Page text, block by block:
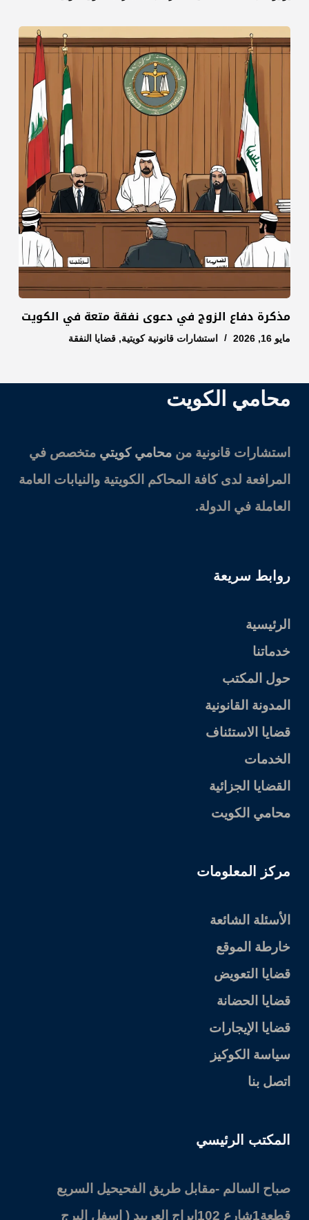
مذكرة دفاع الزوج في دعوى نفقة متعة في الكويت
مايو 16, 2026 استشارات قانونية كويتية, قضايا النفقة
محامي الكويت
استشارات قانونية من محامي كويتي متخصص في
المرافعة لدى كافة المحاكم الكويتية والنيابات العامة
العاملة في الدولة.
روابط سريعة
الرئيسية
خدماتنا
حول المكتب
المدونة القانونية
قضايا الاستئناف
الخدمات
القضايا الجزائية
محامي الكويت
مركز المعلومات
الأسئلة الشائعة
خارطة الموقع
قضايا التعويض
قضايا الحضانة
قضايا الإيجارات
سياسة الكوكيز
اتصل بنا
المكتب الرئيسي
صباح السالم -مقابل طريق الفحيحيل السريع
قطعة1شارع 102ابراج العربيد ( اسفل البرج